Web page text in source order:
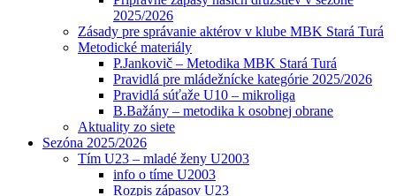
2025/2026
Zásady pre správanie aktérov v klube MBK Stará Turá
Metodické materiály
P.Jankovič – Metodika MBK Stará Turá
Pravidlá pre mládežnícke kategórie 2025/2026
Pravidlá súťaže U10 – mikroliga
B.Bažány – metodika k osobnej obrane
Aktuality zo siete
Sezóna 2025/2026
Tím U23 – mladé ženy U2003
info o tíme U2003
Rozpis zápasov U23